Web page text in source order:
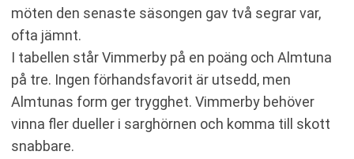
möten den senaste säsongen gav två segrar var,
ofta jämnt.
I tabellen står Vimmerby på en poäng och Almtuna
på tre. Ingen förhandsfavorit är utsedd, men
Almtunas form ger trygghet. Vimmerby behöver
vinna fler dueller i sarghörnen och komma till skott
snabbare.